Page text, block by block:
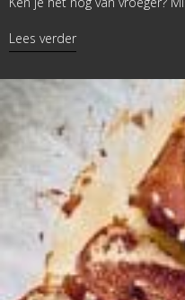
Lees verderabout